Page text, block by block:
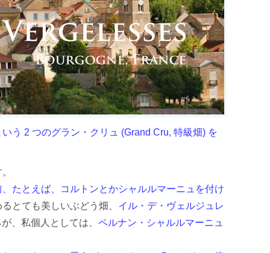
う 2 つのグラン・クリュ (Grand Cru, 特級畑) を
たとえば、コルトンとかシャルルマーニュを付け
とても美しいぶどう畑、 イル・デ・ヴェルジュレ
、私個人としては、 ペルナン・シャルルマーニュ